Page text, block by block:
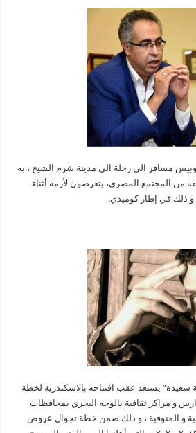
مسافر الى رحلة الى مدينة شرم الشيخ ، به
من المجتمع المصري، يتعرضون لأزمة أثناء
و ذلك في إطار كوميدي.
يستعد عقب افتتاحه بالاسكندرية لخطة
و مراكز ثقافية بالوجه البحري بمحافظات
و المنوفية ، و ذلك ضمن خطة تجوال عروض